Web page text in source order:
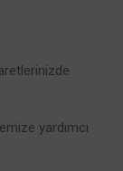
yardımcı